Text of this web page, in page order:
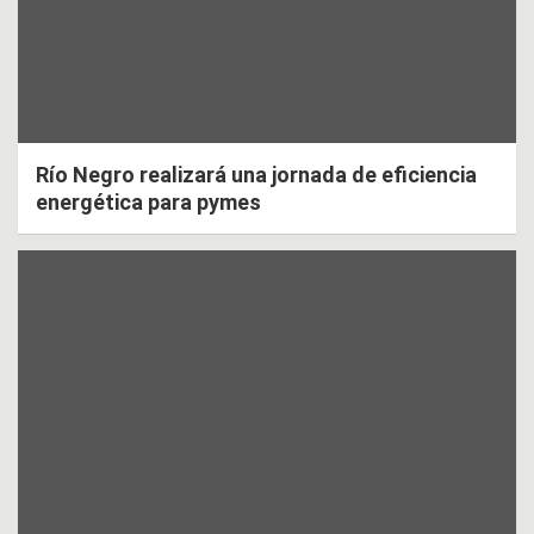
Río Negro realizará una jornada de eficiencia
energética para pymes